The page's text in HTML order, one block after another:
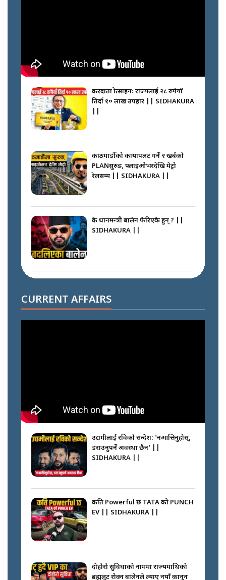
करदाता प्रोत्साहन: राज्यलाई २८ रुपैयाँ
तिर्दा १० लाख उपहार || SIDHAKURA
काठमाडौँको कायापलट गर्ने २ खर्बको
PLANसुरुङ, फ्लाइओभरदेखि मेट्रो
रेलसम्म || SIDHAKURA ||
के प्रधानमन्त्री बालेन फेरिएकै हुन् ? ||
SIDHAKURA ||
ब्रह्मलुट रोक्न बालेनले ल्याए नयाँ कानुन
गोली ठोकेर पक्राउ गरिएको कर्मा ग्याङको
अपराध श्रृङ्खला || SIDHAKURA ||
सल्किएको आगो निभाउनेहरू ||
SIDHAKURA || THE REPORTER
||
बदलेका ‘निम्स दाई’ || SIDHAKURA
||
CURRENT AFFAIRS
उद्यमीलाई रविको सन्देश: 'नआत्तिनुहोस्,
डराउनुपर्ने अवस्था छैन’ ||
SIDHAKURA ||
कति Powerful छ TATA को PUNCH
EV || SIDHAKURA ||
दोहोरो सुविधाको नाममा राज्यमाथिको
ब्रह्मलुट रोक्न बालेनले ल्याए नयाँ कानुन